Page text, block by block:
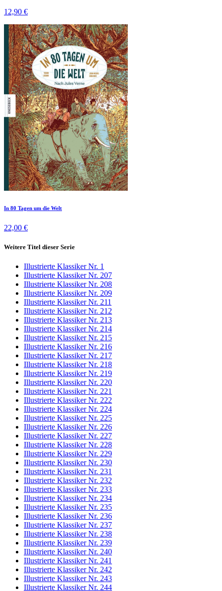
12,90 €
In 80 Tagen um die Welt
22,00 €
Weitere Titel dieser Serie
Illustrierte Klassiker Nr. 1
Illustrierte Klassiker Nr. 207
Illustrierte Klassiker Nr. 208
Illustrierte Klassiker Nr. 209
Illustrierte Klassiker Nr. 211
Illustrierte Klassiker Nr. 212
Illustrierte Klassiker Nr. 213
Illustrierte Klassiker Nr. 214
Illustrierte Klassiker Nr. 215
Illustrierte Klassiker Nr. 216
Illustrierte Klassiker Nr. 217
Illustrierte Klassiker Nr. 218
Illustrierte Klassiker Nr. 219
Illustrierte Klassiker Nr. 220
Illustrierte Klassiker Nr. 221
Illustrierte Klassiker Nr. 222
Illustrierte Klassiker Nr. 224
Illustrierte Klassiker Nr. 225
Illustrierte Klassiker Nr. 226
Illustrierte Klassiker Nr. 227
Illustrierte Klassiker Nr. 228
Illustrierte Klassiker Nr. 229
Illustrierte Klassiker Nr. 230
Illustrierte Klassiker Nr. 231
Illustrierte Klassiker Nr. 232
Illustrierte Klassiker Nr. 233
Illustrierte Klassiker Nr. 234
Illustrierte Klassiker Nr. 235
Illustrierte Klassiker Nr. 236
Illustrierte Klassiker Nr. 237
Illustrierte Klassiker Nr. 238
Illustrierte Klassiker Nr. 239
Illustrierte Klassiker Nr. 240
Illustrierte Klassiker Nr. 241
Illustrierte Klassiker Nr. 242
Illustrierte Klassiker Nr. 243
Illustrierte Klassiker Nr. 244